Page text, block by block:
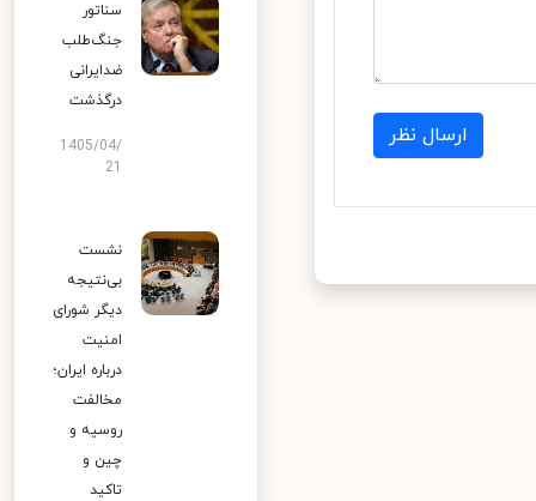
ارسال نظر
سناتور
جنگ‌طلب
ضدایرانی
درگذشت
1405/04/
نشست
بی‌نتیجه
دیگر شورای
امنیت
درباره ایران؛
مخالفت
روسیه و
چین و
تاکید